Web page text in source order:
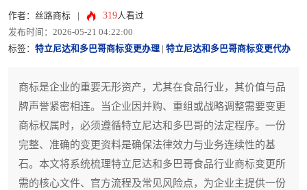
作者：丝路商标 319人看过
发布时间：2026-05-21 04:22:00
标签： 特立尼达和多巴哥商标变更办理 特立尼达和多巴哥商标变更代办
商标是企业的重要无形资产，尤其在食品行业，其价值与品
牌声誉紧密相连。当企业因并购、重组或战略调整需要变更
商标权属时，必须遵循特立尼达和多巴哥的法定程序。一份
完整、准确的变更资料是确保法律效力与业务连续性的基
石。本文将系统梳理特立尼达和多巴哥食品行业商标变更所
需的核心文件、官方流程及常见风险点，为企业主提供一份